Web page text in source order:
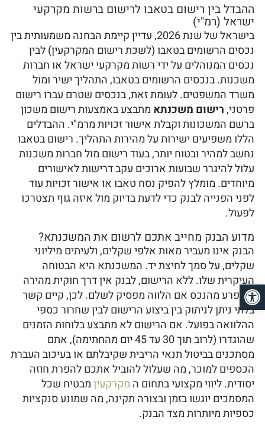
ההבדל בין רישום בטאבו לרישום ברשות מקרקעי
ישראל (רמ"י)
בישראל של שנת 2026, עדיין קיימת הבחנה משמעותית בין
נכסים הרשומים בטאבו (לשכת רישום המקרקעין) לבין
נכסים המנוהלים על ידי רשות מקרקעי ישראל או חברות
משכנות. בנכסים הרשומים בטאבו, התהליך ישיר ומול
משרד המשפטים. לעומת זאת, בנכסים שטרם עברו רישום
פרטני,רישום משכנתא מתבצע באמצעות רישום משכון
ברשם המשכונות וקבלת אישור זכויות מרמ"י. ההבדלים
הללו משפיעים ישירות על מהירות התהליך. רישום בטאבו
נחשב למהיר ובטוח יותר, בעוד רישום מול חברות משכנות
עלול להיגרר שבועות ארוכים עקב דרישות לאישורים
מיוחדים. מומלץ להפיק נסח טאבו או אישור זכויות עוד
לפני הפנייה לבנק כדי לדעת בדיוק מול איזה גוף תצטרכו
לפעול.
מדוע הבנק מחייב אתכם לרשום את המשכנתא?
הבנק אינו מעביר מאות אלפי שקלים, ולעיתים מיליוני
שקלים, על סמך לחיצת יד. המשכנתא היא הבטוחה
העיקרית שלו. ללא הרישום, לבנק אין דרך חוקית מהירה
להיפרע מהנכס אם הלווה מפסיק לשלם. לכן, קיים קשר
בלתי ניתן לניתוק בין ביצוע הרישום לבין שחרור כספי
ההלוואה בפועל. אם הרישום לא מתבצע בלוחות הזמנים
שהוגדרו (לרוב תוך 30 עד 45 יום מהחתימה), אתם
מסתכנים בביטול תנאי הריבית שקיבלתם או בעיכוב העברת
הכספים למוכר, מה שעלול להוביל אתכם להפרת חוזה
יסודית. ליווי מקצועי בתחום ה מקרקעיןמבטיח שכל
המסמכים יוגשו בזמן ובצורה תקינה, מה שמונע סנקציות
כספיות מיותרות מצד הבנק.
פתח סרגל נגישות